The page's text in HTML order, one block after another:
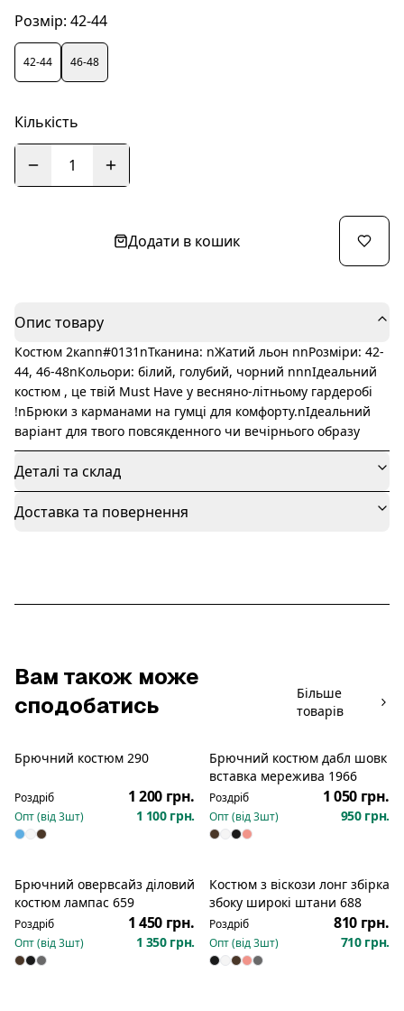
Розмір: 42-44
42-44 46-48
Кількість
1
Додати в кошик
Опис товару
Костюм 2каnn#0131nТканина: nЖатий льон nnРозміри: 42-
44, 46-48nКольори: білий, голубий, чорний nnnІдеальний
костюм , це твій Мust Have у весняно-літньому гардеробі
!nБрюки з карманами на гумці для комфорту.nІдеальний
варіант для твого повсякденного чи вечірнього образу
Деталі та склад
Доставка та повернення
Вам також може
сподобатись
Більше
товарів
Брючний костюм 290
Роздріб 1 200 грн.
Опт (від3шт) 1 100 грн.
Брючний костюм дабл шовк
вставка мережива 1966
Роздріб 1 050 грн.
Опт (від3шт) 950 грн.
Брючний овервсайз діловий
костюм лампас 659
Роздріб 1 450 грн.
Опт (від3шт) 1 350 грн.
Костюм з віскози лонг збірка
збоку широкі штани 688
Роздріб 810 грн.
Опт (від3шт) 710 грн.